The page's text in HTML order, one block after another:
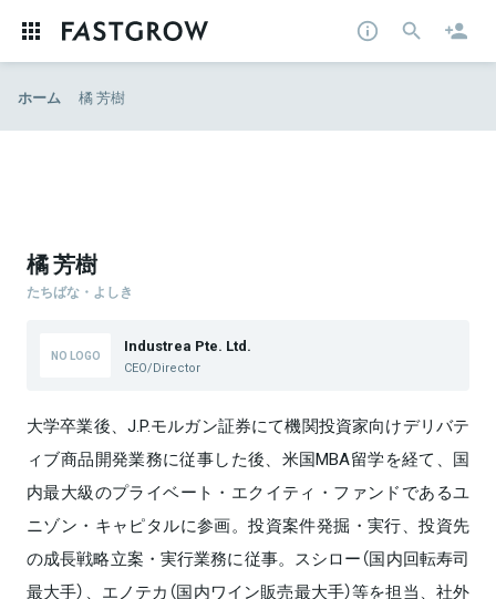
ホーム 橘 芳樹
橘 芳樹
たちばな・よしき
Industrea Pte. Ltd.
CEO/Director
大学卒業後、J.P.モルガン証券にて機関投資家向けデリバテ
ィブ商品開発業務に従事した後、米国MBA留学を経て、国
内最大級のプライベート・エクイティ・ファンドであるユ
ニゾン・キャピタルに参画。投資案件発掘・実行、投資先
の成長戦略立案・実行業務に従事。スシロー（国内回転寿司
最大手）、エノテカ（国内ワイン販売最大手）等を担当、社外